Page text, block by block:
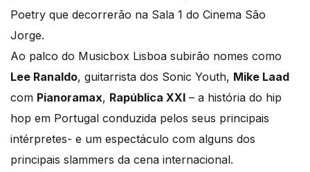
Poetry que decorrerão na Sala 1 do Cinema São
Jorge.
Ao palco do Musicbox Lisboa subirão nomes como
Lee Ranaldo, guitarrista dos Sonic Youth, Mike Laad
com Pianoramax, Rapública XXI – a história do hip
hop em Portugal conduzida pelos seus principais
intérpretes- e um espectáculo com alguns dos
principais slammers da cena internacional.